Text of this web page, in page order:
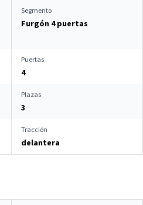
Segmento
Furgón 4 puertas
Puertas
4
Plazas
3
Tracción
delantera